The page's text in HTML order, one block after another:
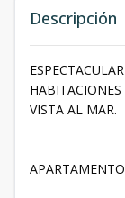
Descripción
VISTA AL MAR.